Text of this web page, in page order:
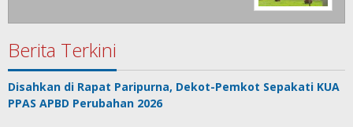
Berita Terkini
Disahkan di Rapat Paripurna, Dekot-Pemkot Sepakati KUA
PPAS APBD Perubahan 2026